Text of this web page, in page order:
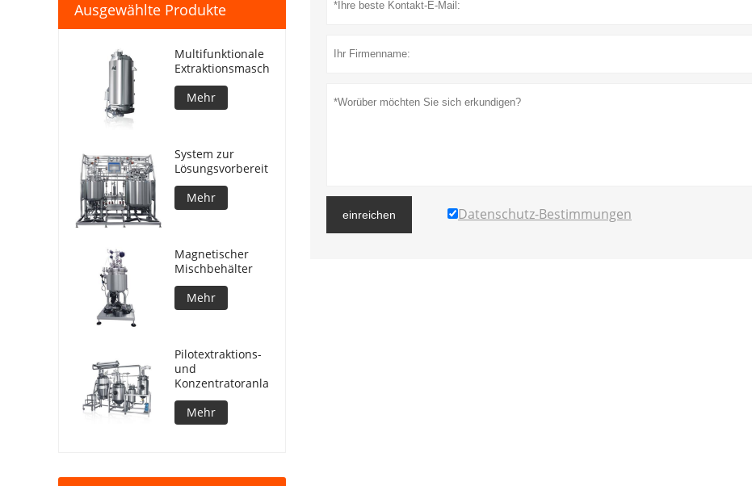
einreichen Datenschutz-Bestimmungen
Ausgewählte Produkte
Multifunktionale
Extraktionsmaschine
Mehr
System zur
Lösungsvorbereitung
Mehr
Magnetischer
Mischbehälter
Mehr
Pilotextraktions-
und
Konzentratoranlage
Mehr